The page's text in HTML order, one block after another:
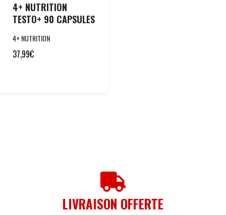
4+ NUTRITION
TESTO+ 90 CAPSULES
4+ NUTRITION
37,99€
LIVRAISON OFFERTE